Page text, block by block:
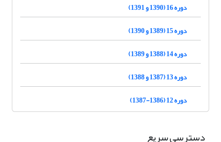
دوره 16 (1390 و 1391)
دوره 15 (1389 و 1390)
دوره 14 (1388 و 1389)
دوره 13 (1387 و 1388)
دوره 12 (1386-1387)
دسترسی سریع